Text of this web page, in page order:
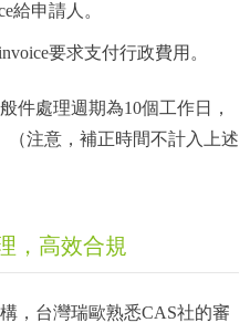
給申請人。
要求支付行政費用。
件處理週期為10個工作日，
（注意，補正時間不計入上述
，高效合規
，台灣瑞歐熟悉CAS社的審